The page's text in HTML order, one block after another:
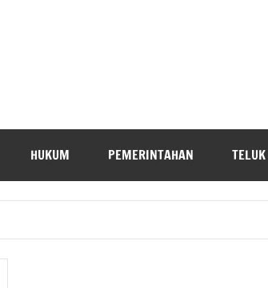
HUKUM PEMERINTAHAN